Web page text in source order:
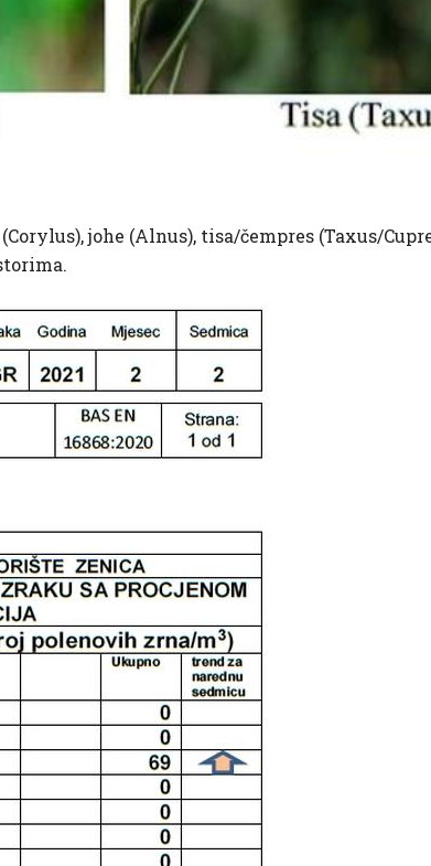
johe (Alnus), tisa/čempres (Taxus/